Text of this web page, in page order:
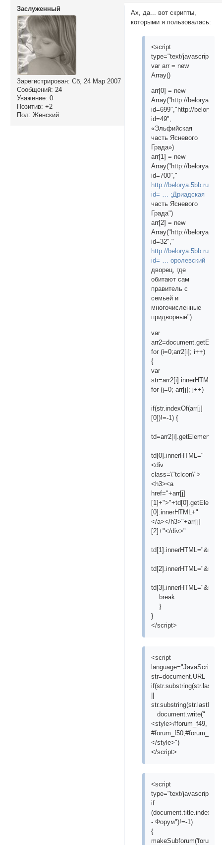
Заслуженный
Зарегистрирован: Сб, 24 Мар 2007
Сообщений: 24
Уважение: 0
Позитив: +2
Пол: Женский
Ах, да... вот скрипты,
которыми я пользовалась:
<script
type="text/javascript">
var arr = new
Array()
arr[0] = new
Array("http://
id=699","http://
id=49",
«Эльфийская
часть Ясневого
Града»)
arr[1] = new
Array("http://
id=700","
http://belorya.5bb.ru/
id= … ;Дриадская
часть Ясневого
Града")
arr[2] = new
Array("http://
id=32","
http://belorya.5bb.ru/
id= … оролевский
дворец, где
обитают сам
правитель с
семьей и
многочисленные
придворные")
var
for (i=0;arr2[i]; i++)
{
var
str=arr2[i].innerHTML
for (j=0; arr[j]; j++)
if(str.indexOf(arr[j]
[0])!=-1) {
td[0].innerHTML="
<div
class=\"tclcon\">
<h3><a
href="+arr[j]
[0].innerHTML+"
</a></h3>"+arr[j]
[2]+"</div>"
break
}
}
</script>
<script
language="JavaScript">
str=document.URL
document.write("
<style>#forum_f49,
</style>")
</script>
<script
type="text/javascript">
if
- Форум")!=-1)
{